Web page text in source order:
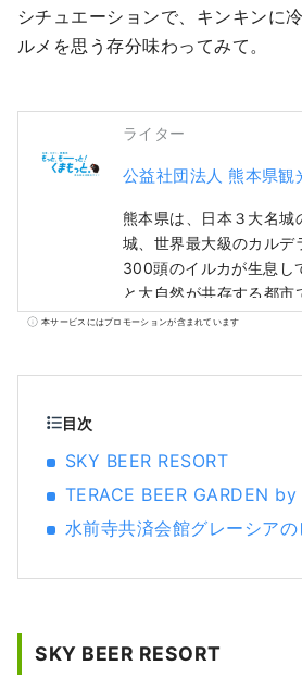
シチュエーションで、キンキンに
ルメを思う存分味わってみて。
ライター
公益社団法人 熊本県観
熊本県は、日本３大名城
城、世界最大級のカルデ
300頭のイルカが生息し
と大自然が共存する都市
ご当地キャラくまモンの
で作る料理とお酒はどれ
さんの５感を癒してくれ
に来てください！
本サービスにはプロモーションが含まれています
目次
SKY BEER RESORT
TERACE BEER GARDEN
水前寺共済会館グレーシア
SKY BEER RESORT